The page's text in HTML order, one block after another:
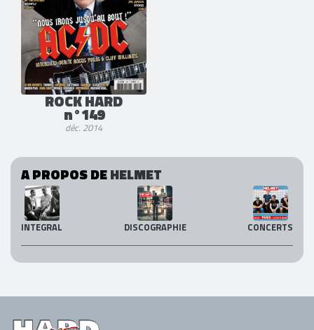
ROCK HARD
n°149
déc. 2014
A PROPOS DEHELMET
INTEGRAL DISCOGRAPHIE CONCERTS